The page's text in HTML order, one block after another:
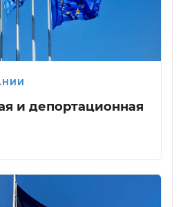
и депортационная